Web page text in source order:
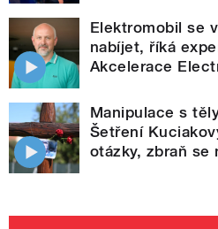
Elektromobil se
nabíjet, říká
Akcelerace
Manipulace s
Šetření
otázky, zbraň se